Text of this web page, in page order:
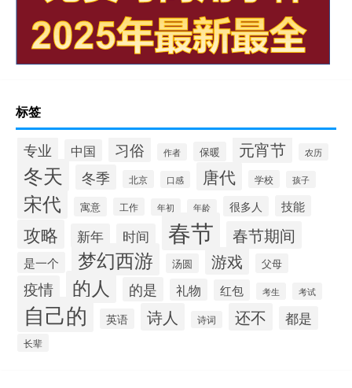
标签
专业 中国 习俗 作者 保暖 元宵节 农历
冬天 冬季 北京 口感 唐代 学校 孩子
宋代 寓意 工作 年初 年龄 很多人 技能
攻略 新年 时间 春节 春节期间
是一个 梦幻西游 汤圆 游戏 父母
疫情 的人 的是 礼物 红包 考生 考试
自己的 英语 诗人 诗词 还不 都是
长辈